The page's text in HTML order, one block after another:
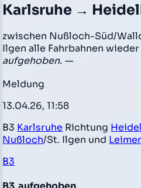
Karlsruhe →
zwischen Nußloch-Süd/
Ilgen alle Fahrbahnen
aufgehoben. —
Meldung
13.04.26, 11:58
B3 Karlsruhe Richtung
Nußloch/St. Ilgen und
B3